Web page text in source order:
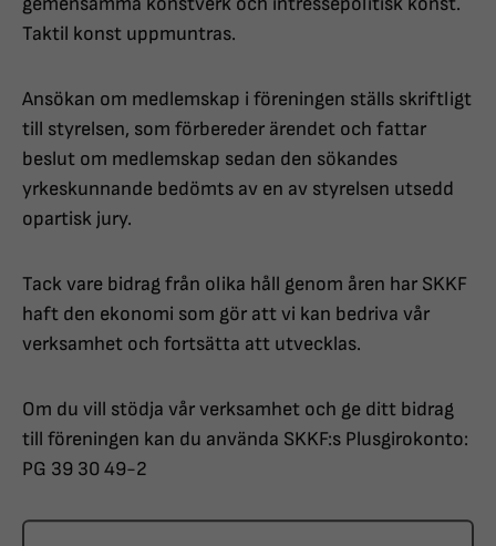
Taktil konst uppmuntras.
Ansökan om medlemskap i föreningen ställs skriftligt
till styrelsen, som förbereder ärendet och fattar
beslut om medlemskap sedan den sökandes
yrkeskunnande bedömts av en av styrelsen utsedd
opartisk jury.
Tack vare bidrag från olika håll genom åren har SKKF
haft den ekonomi som gör att vi kan bedriva vår
verksamhet och fortsätta att utvecklas.
Om du vill stödja vår verksamhet och ge ditt bidrag
till föreningen kan du använda SKKF:s Plusgirokonto:
PG 39 30 49-2